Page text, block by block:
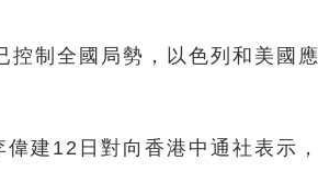
制全國局勢，以色列和美國應
建12日對向香港中通社表示，